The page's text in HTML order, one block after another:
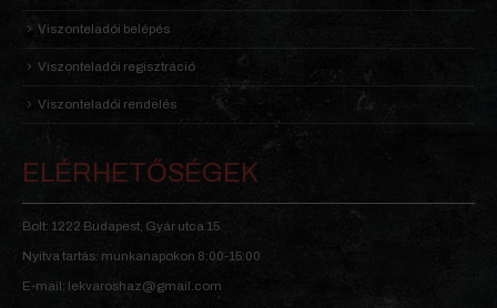
Viszonteladói belépés
Viszonteladói regisztráció
Viszonteladói rendelés
ELÉRHETŐSÉGEK
Bolt: 1222 Budapest, Gyár utca 15.
Nyitva tartás: munkanapokon 8:00-15:00
E-mail: lekvaroshaz@gmail.com